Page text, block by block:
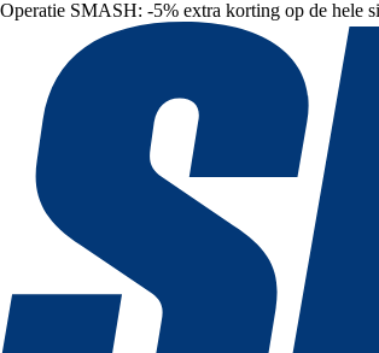
Operatie SMASH: -5% extra korting op de hele